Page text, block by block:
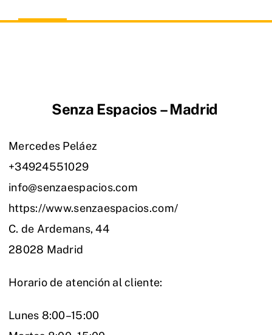
Senza Espacios – Madrid
Mercedes Peláez
+34924551029
info@senzaespacios.com
https://www.senzaespacios.com/
C. de Ardemans, 44
28028 Madrid
Horario de atención al cliente:
Lunes 8:00–15:00